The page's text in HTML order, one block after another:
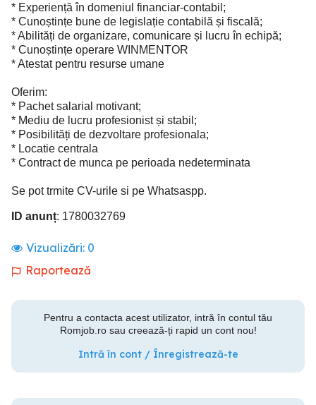
* Experiență în domeniul financiar-contabil;
* Cunoștințe bune de legislație contabilă și fiscală;
* Abilități de organizare, comunicare și lucru în echipă;
* Cunoștințe operare WINMENTOR
* Atestat pentru resurse umane
Oferim:
* Pachet salarial motivant;
* Mediu de lucru profesionist și stabil;
* Posibilități de dezvoltare profesionala;
* Locatie centrala
* Contract de munca pe perioada nedeterminata
Se pot trmite CV-urile si pe Whatsaspp.
ID anunț: 1780032769
Vizualizări: 0
Raportează
Pentru a contacta acest utilizator, intră în contul tău
Romjob.ro sau creează-ți rapid un cont nou!
Intră în cont / Înregistrează-te